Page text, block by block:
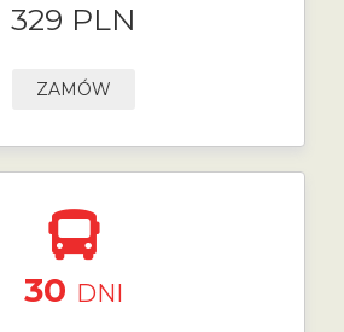
329 PLN
ZAMÓW
30 DNI